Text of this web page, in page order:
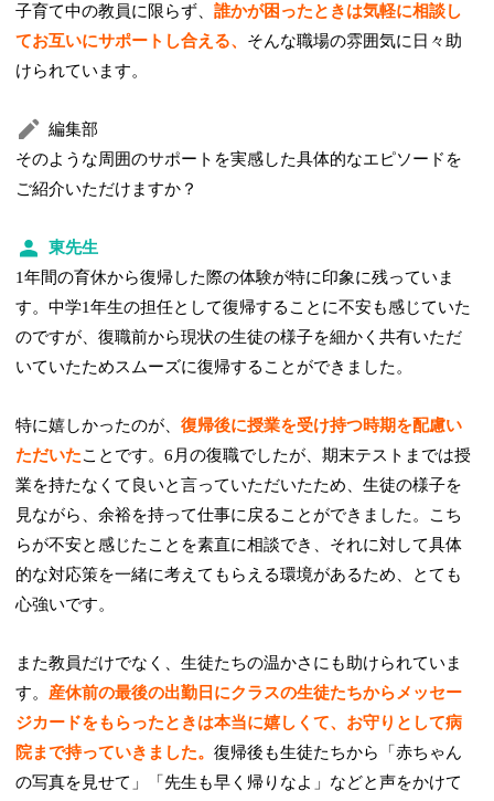
子育て中の教員に限らず、誰かが困ったときは気軽に相談し
てお互いにサポートし合える、 そんな職場の雰囲気に日々助
けられています。
編集部
そのような周囲のサポートを実感した具体的なエピソードを
ご紹介いただけますか？
東先生
1年間の育休から復帰した際の体験が特に印象に残っていま
す。中学1年生の担任として復帰することに不安も感じていた
のですが、復職前から現状の生徒の様子を細かく共有いただ
いていたためスムーズに復帰することができました。
特に嬉しかったのが、復帰後に授業を受け持つ時期を配慮い
ただいたことです。6月の復職でしたが、期末テストまでは授
業を持たなくて良いと言っていただいたため、生徒の様子を
見ながら、余裕を持って仕事に戻ることができました。こち
らが不安と感じたことを素直に相談でき、それに対して具体
的な対応策を一緒に考えてもらえる環境があるため、とても
心強いです。
また教員だけでなく、生徒たちの温かさにも助けられていま
す。 産休前の最後の出勤日にクラスの生徒たちからメッセー
ジカードをもらったときは本当に嬉しくて、お守りとして病
院まで持っていきました。復帰後も生徒たちから「赤ちゃん
の写真を見せて」「先生も早く帰りなよ」などと声をかけて